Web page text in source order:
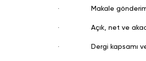
· Makale gönderiminde
· Açık, net ve
· Dergi kapsamı ve